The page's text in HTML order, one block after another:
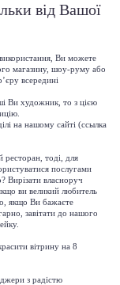
від Вашої
Ви можете
магазину, шоу-руму або
всередині
Ви художник, то з цією
на нашому сайті (ссылка
ресторан, тоді, для
послугами
Вирізати власноруч
ви великий любитель
якщо Ви бажаєте
завітати до нашого
вітрину на 8
з радістю